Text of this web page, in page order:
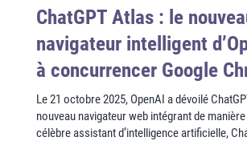
ChatGPT Atlas : le
navigateur intelligent
à concurrencer Google
Le 21 octobre 2025, OpenAI a dévoilé
nouveau navigateur web intégrant de
célèbre assistant d’intelligence artificielle,